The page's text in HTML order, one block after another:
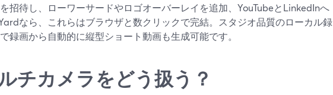
招待し、ローワーサードやロゴオーバーレイを追加、YouTubeとLinkedInへ
なら、これらはブラウザと数クリックで完結。スタジオ品質のローカル録
録画から自動的に縦型ショート動画も生成可能です。
チカメラをどう扱う？